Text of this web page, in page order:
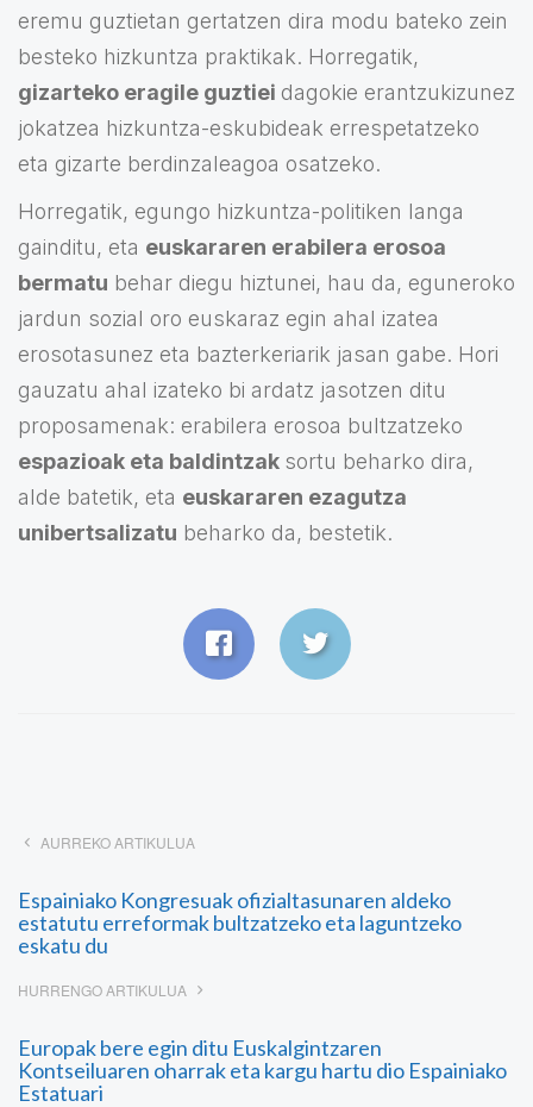
eremu guztietan gertatzen dira modu bateko zein
besteko hizkuntza praktikak. Horregatik,
gizarteko eragile guztiei dagokie erantzukizunez
jokatzea hizkuntza-eskubideak errespetatzeko
eta gizarte berdinzaleagoa osatzeko.
Horregatik, egungo hizkuntza-politiken langa
gainditu, eta euskararen erabilera erosoa
bermatu behar diegu hiztunei, hau da, eguneroko
jardun sozial oro euskaraz egin ahal izatea
erosotasunez eta bazterkeriarik jasan gabe. Hori
gauzatu ahal izateko bi ardatz jasotzen ditu
proposamenak: erabilera erosoa bultzatzeko
espazioak eta baldintzak sortu beharko dira,
alde batetik, eta euskararen ezagutza
unibertsalizatu beharko da, bestetik.
AURREKO ARTIKULUA
Espainiako Kongresuak ofizialtasunaren aldeko
estatutu erreformak bultzatzeko eta laguntzeko
eskatu du
HURRENGO ARTIKULUA
Europak bere egin ditu Euskalgintzaren
Kontseiluaren oharrak eta kargu hartu dio Espainiako
Estatuari